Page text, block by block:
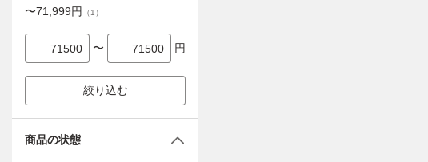
〜71,999円 （1 ）
〜 円
絞り込む
商品の状態